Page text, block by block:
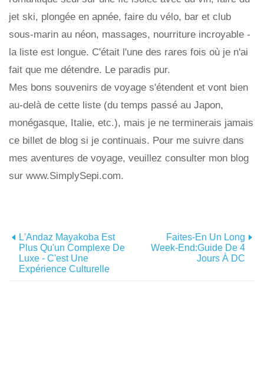
jet ski, plongée en apnée, faire du vélo, bar et club
sous-marin au néon, massages, nourriture incroyable -
la liste est longue. C'était l'une des rares fois où je n'ai
fait que me détendre. Le paradis pur.
Mes bons souvenirs de voyage s'étendent et vont bien
au-delà de cette liste (du temps passé au Japon,
monégasque, Italie, etc.), mais je ne terminerais jamais
ce billet de blog si je continuais. Pour me suivre dans
mes aventures de voyage, veuillez consulter mon blog
sur www.SimplySepi.com.
L'Andaz Mayakoba Est
Plus Qu'un Complexe De
Luxe - C'est Une
Expérience Culturelle
Faites-En Un Long
Week-End:Guide De 4
Jours À DC